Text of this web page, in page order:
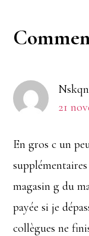
lecteur
21
En gros c un
magasin g du
payée si je
collègues ne